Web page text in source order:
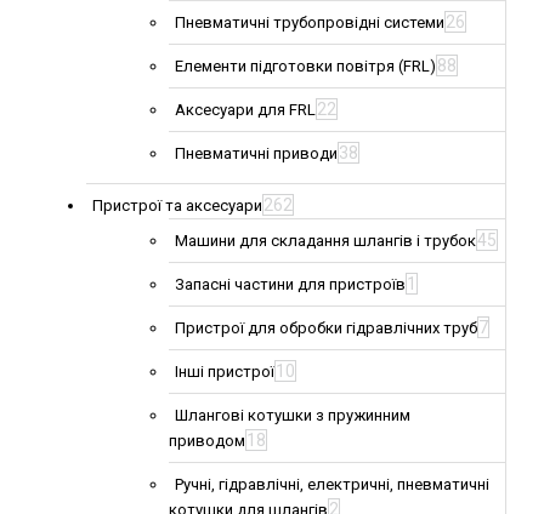
Пневматичні трубопровідні системи 26
Елементи підготовки повітря (FRL) 88
Аксесуари для FRL22
Пневматичні приводи 38
Пристрої та аксесуари 262
Машини для складання шлангів і трубок45
Запасні частини для пристроїв 1
Пристрої для обробки гідравлічних труб7
Інші пристрої 10
Шлангові котушки з пружинним
приводом 18
Ручні, гідравлічні, електричні, пневматичні
котушки для шлангів 2